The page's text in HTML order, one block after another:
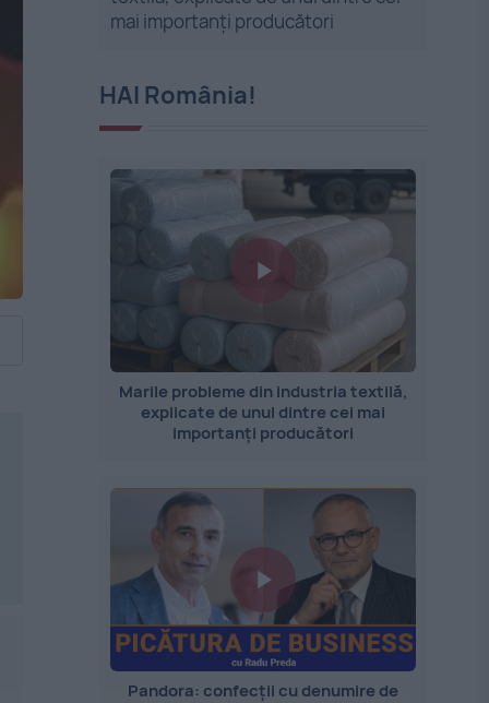
mai importanți producători
HAI România!
Marile probleme din industria textilă,
explicate de unul dintre cei mai
importanți producători
Pandora: confecții cu denumire de